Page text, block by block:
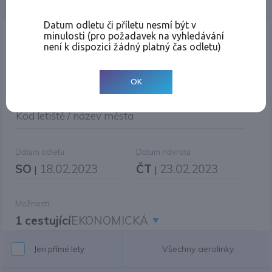
Místo odletu
Kód letiště / název města
Datum odletu
SO | 18.02.2023
Datum návratu
ČT | 23.02.2023
Možnosti
1 cestujícíEKONOMICKÁ
Jen přímé lety Všechny aerolinky
Datum odletu či příletu nesmí být v
minulosti (pro požadavek na vyhledávání
není k dispozici žádný platný čas odletu)
OK